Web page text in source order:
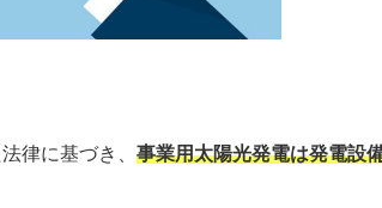
律に基づき、事業用太陽光発電は発電設